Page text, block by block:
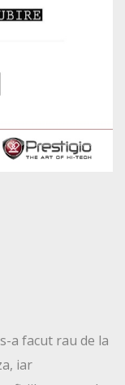
a facut rau de la
iar